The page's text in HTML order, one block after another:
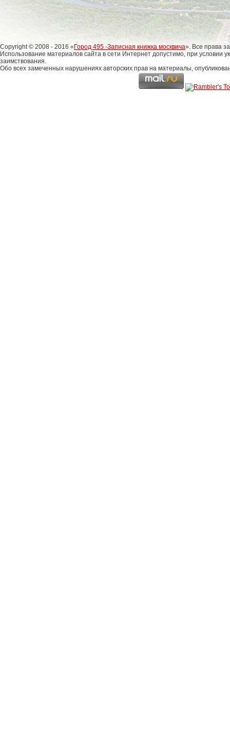
Copyright © 2008 - 2016 « Город 495 -Записная книжка москвича». Все права
Использование материалов сайта в сети Интернет допустимо, при условии
заимствования.
Обо всех замеченных нарушениях авторских прав на материалы,